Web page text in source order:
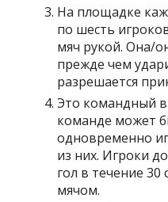
На площадке
по шесть
мяч рукой. Она/
прежде чем
разрешается
Это командный
команде может
одновременно
из них. Игроки
гол в течение 30
мячом.